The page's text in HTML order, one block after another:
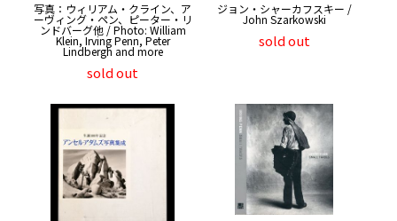
写真：ウィリアム・クライン、ア
ーヴィング・ペン、ピーター・リ
ンドバーグ他 / Photo: William
Klein, Irving Penn, Peter
Lindbergh and more
sold out
ジョン・シャーカフスキー /
John Szarkowski
sold out